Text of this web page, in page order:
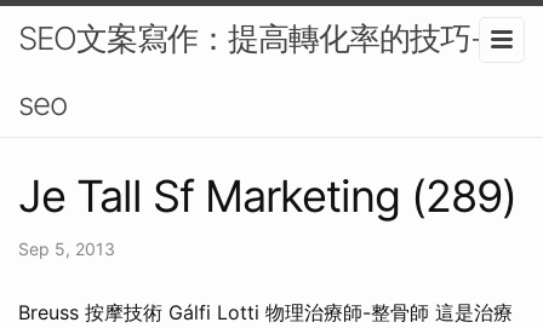
SEO文案寫作：提高轉化率的技巧-
seo
Je Tall Sf Marketing (289)
Sep 5, 2013
Breuss 按摩技術 Gálfi Lotti 物理治療師-整骨師 這是治療